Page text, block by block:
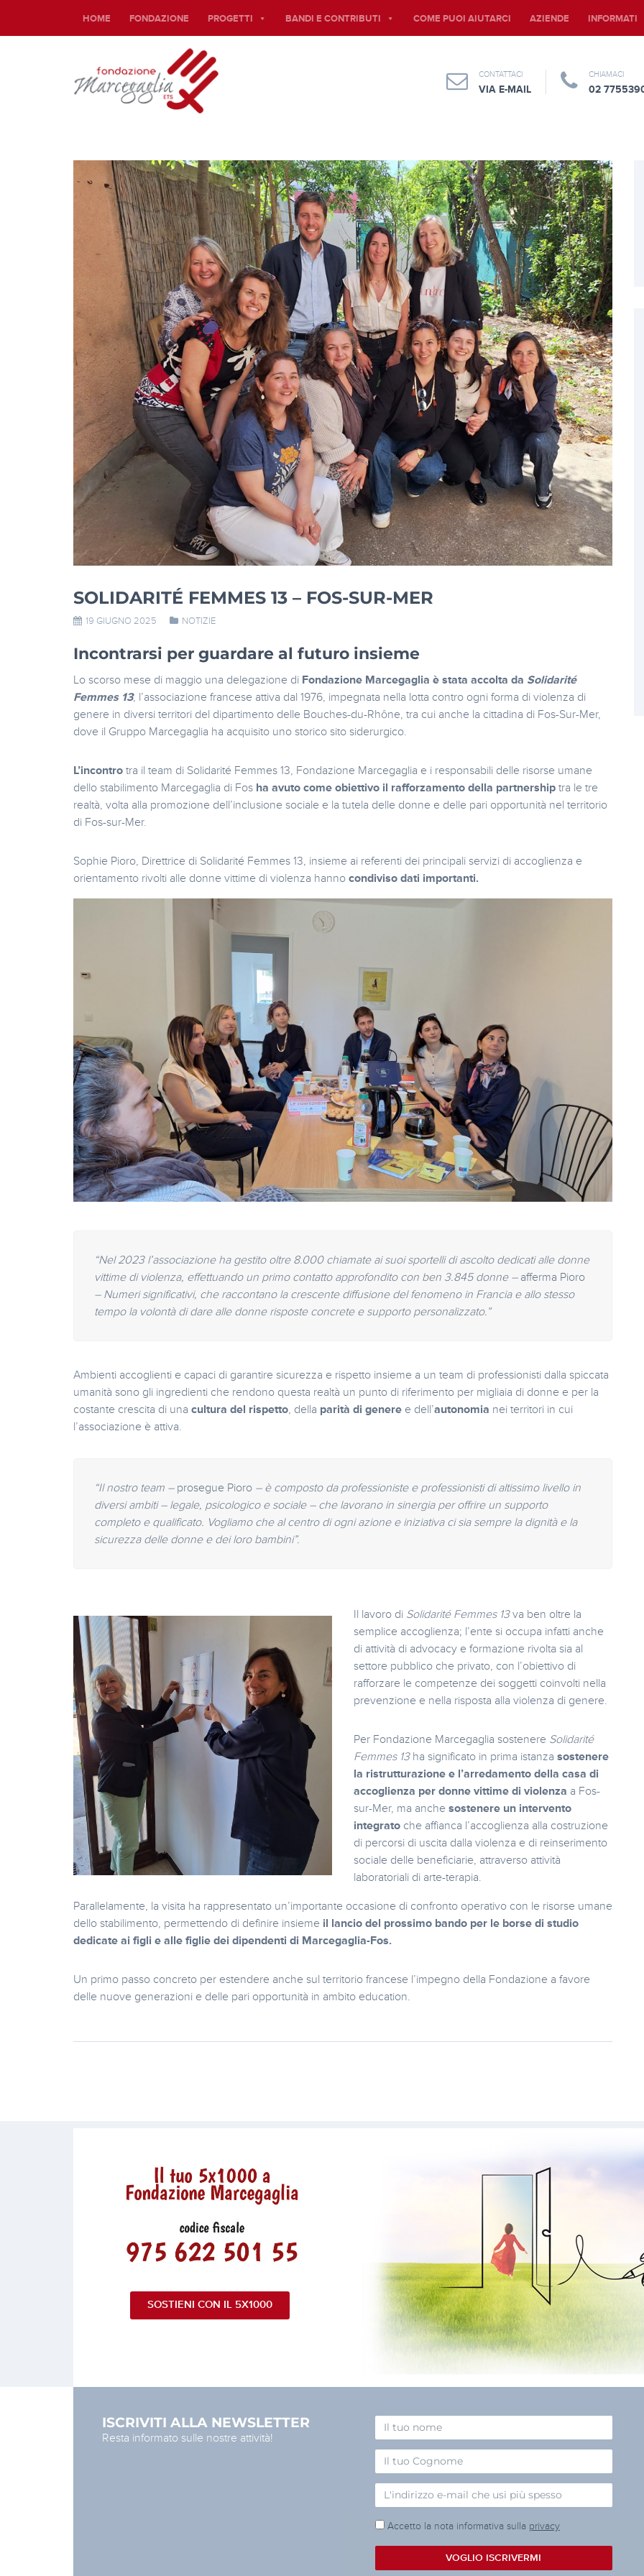
HOME FONDAZIONE PROGETTI BANDI E CONTRIBUTI COME PUOI AIUTARCI AZIENDE INFORMATI
CONTATTACI
VIA E-MAIL
CHIAMACI
02
SOLIDARITÉ FEMMES 13 – FOS-SUR-MER
19 GIUGNO 2025 NOTIZIE
Incontrarsi per guardare al futuro insieme
Lo scorso mese di maggio una delegazione di Fondazione Marcegaglia è stata accolta da Solidarité
Femmes 13, l’associazione francese attiva dal 1976, impegnata nella lotta contro ogni forma di violenza di
genere in diversi territori del dipartimento delle Bouches-du-Rhône, tra cui anche la cittadina di Fos-Sur-Mer,
dove il Gruppo Marcegaglia ha acquisito uno storico sito siderurgico.
L’incontro tra il team di Solidarité Femmes 13, Fondazione Marcegaglia e i responsabili delle risorse umane
dello stabilimento Marcegaglia di Fos ha avuto come obiettivo il rafforzamento della partnership tra le tre
realtà, volta alla promozione dell’inclusione sociale e la tutela delle donne e delle pari opportunità nel territorio
di Fos-sur-Mer.
Sophie Pioro, Direttrice di Solidarité Femmes 13, insieme ai referenti dei principali servizi di accoglienza e
orientamento rivolti alle donne vittime di violenza hanno condiviso dati importanti.
“Nel 2023 l’associazione ha gestito oltre 8.000 chiamate ai suoi sportelli di ascolto dedicati alle donne
vittime di violenza, effettuando un primo contatto approfondito con ben 3.845 donne – afferma Pioro
– Numeri significativi, che raccontano la crescente diffusione del fenomeno in Francia e allo stesso
tempo la volontà di dare alle donne risposte concrete e supporto personalizzato.”
Ambienti accoglienti e capaci di garantire sicurezza e rispetto insieme a un team di professionisti dalla spiccata
umanità sono gli ingredienti che rendono questa realtà un punto di riferimento per migliaia di donne e per la
costante crescita di una cultura del rispetto, della parità di genere e dell’autonomia nei territori in cui
l’associazione è attiva.
“Il nostro team – prosegue Pioro – è composto da professioniste e professionisti di altissimo livello in
diversi ambiti – legale, psicologico e sociale – che lavorano in sinergia per offrire un supporto
completo e qualificato. Vogliamo che al centro di ogni azione e iniziativa ci sia sempre la dignità e la
sicurezza delle donne e dei loro bambini”.
Il lavoro di Solidarité Femmes 13va ben oltre la
semplice accoglienza; l’ente si occupa infatti anche
di attività di advocacy e formazione rivolta sia al
settore pubblico che privato, con l’obiettivo di
rafforzare le competenze dei soggetti coinvolti nella
prevenzione e nella risposta alla violenza di genere.
Per Fondazione Marcegaglia sostenere Solidarité
Femmes 13ha significato in prima istanza sostenere
la ristrutturazione e l’arredamento della casa di
accoglienza per donne vittime di violenza a Fos-
sur-Mer, ma anche sostenere un intervento
integrato che affianca l’accoglienza alla costruzione
di percorsi di uscita dalla violenza e di reinserimento
sociale delle beneficiarie, attraverso attività
laboratoriali di arte-terapia.
Parallelamente, la visita ha rappresentato un’importante occasione di confronto operativo con le risorse umane
dello stabilimento, permettendo di definire insieme il lancio del prossimo bando per le borse di studio
dedicate ai figli e alle figlie dei dipendenti di Marcegaglia-Fos.
Un primo passo concreto per estendere anche sul territorio francese l’impegno della Fondazione a favore
delle nuove generazioni e delle pari opportunità in ambito education.
SOSTIENI CON IL 5X1000
ISCRIVITI ALLA NEWSLETTER
Resta informato sulle nostre attività!
Accetto la nota informativa sulla privacy
VOGLIO ISCRIVERMI